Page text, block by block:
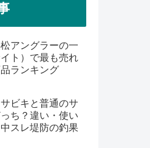
アングラーの一
ト）で最も売れ
ランキング
サビキと普通のサ
ち？違い・使い
スレ堤防の釣果